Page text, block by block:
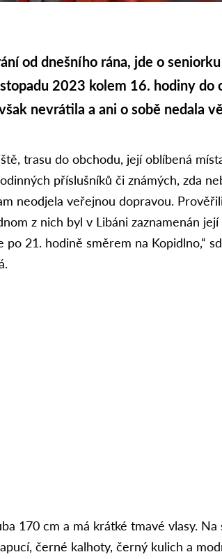
od dnešního rána, jde o
2023 kolem 16. hodiny do
nevrátila a ani o sobě nedala
trasu do obchodu, její oblíbená
příslušníků či známých, zda
neodjela veřejnou dopravou.
z nich byl v Libáni zaznamenán její
21. hodině směrem na Kopidlno,“
170 cm a má krátké tmavé vlasy. Na
černé kalhoty, černý kulich a